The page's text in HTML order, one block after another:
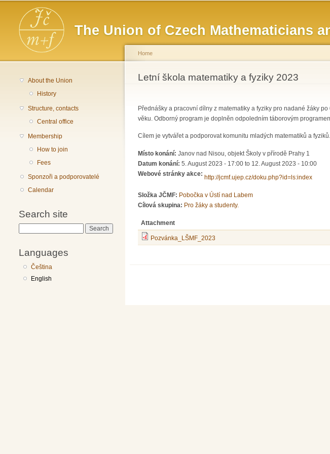
The Union of Czech Mathematicians
Main menu
About the Union
History
Structure, contacts
Central office
Membership
How to join
Fees
Sponzoři a podporovatelé
Calendar
Search site
Languages
Čeština
English
You are here
Home
Letní škola matematiky a fyziky 2023
Přednášky a pracovní dílny z matematiky a fyziky pro nadané žáky
věku. Odborný program je doplněn odpoledním táborovým
Cílem je vytvářet a podporovat komunitu mladých matematiků a fyziků.
Místo konání: Janov nad Nisou, objekt Školy v přírodě Prahy 1
Datum konání: 5. August 2023 - 17:00 to 12. August 2023 - 10:00
Webové stránky akce:
http://jcmf.ujep.cz/doku.php?id=ls:index
Složka JČMF: Pobočka v Ústí nad Labem
Cílová skupina: Pro žáky a studenty.
Attachment
Pozvánka_LŠMF_2023